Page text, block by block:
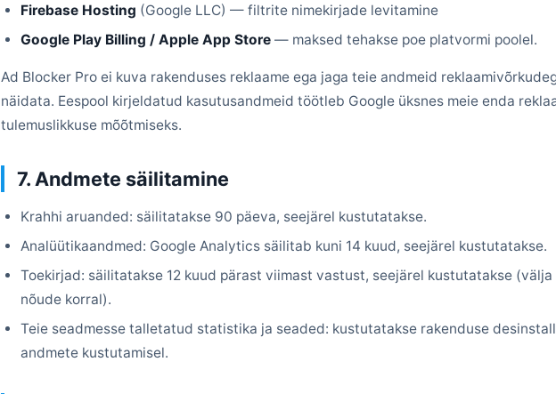
Firebase Hosting (Google LLC) — filtrite nimekirjade levitamine
Google Play Billing / Apple App Store — maksed tehakse poe platvormi poolel.
Ad Blocker Pro ei kuva rakenduses reklaame ega jaga teie andmeid
näidata. Eespool kirjeldatud kasutusandmeid töötleb Google üksnes meie enda
tulemuslikkuse mõõtmiseks.
7. Andmete säilitamine
Krahhi aruanded: säilitatakse 90 päeva, seejärel kustutatakse.
Analüütikaandmed: Google Analytics säilitab kuni 14 kuud, seejärel kustutatakse.
Toekirjad: säilitatakse 12 kuud pärast viimast vastust, seejärel kustutatakse
nõude korral).
Teie seadmesse talletatud statistika ja seaded: kustutatakse rakenduse
andmete kustutamisel.